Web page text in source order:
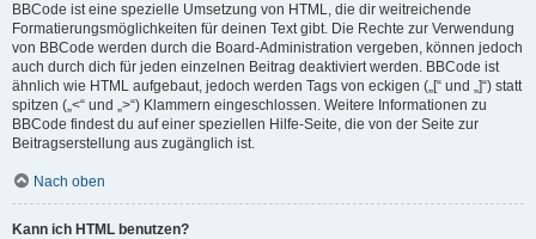
BBCode ist eine spezielle Umsetzung von HTML, die dir weitreichende
Formatierungsmöglichkeiten für deinen Text gibt. Die Rechte zur Verwendung
von BBCode werden durch die Board-Administration vergeben, können jedoch
auch durch dich für jeden einzelnen Beitrag deaktiviert werden. BBCode ist
ähnlich wie HTML aufgebaut, jedoch werden Tags von eckigen („[“ und „]“) statt
spitzen („<“ und „>“) Klammern eingeschlossen. Weitere Informationen zu
BBCode findest du auf einer speziellen Hilfe-Seite, die von der Seite zur
Beitragserstellung aus zugänglich ist.
Nach oben
Kann ich HTML benutzen?